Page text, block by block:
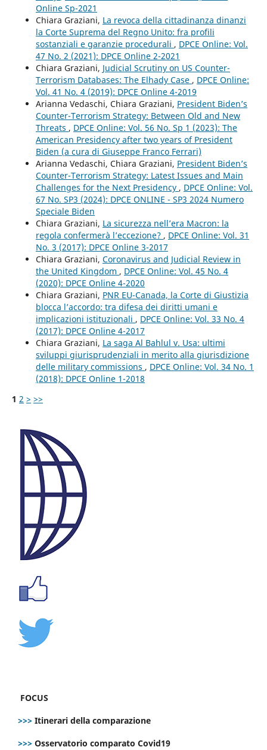
Online Sp-2021
Chiara Graziani, La revoca della cittadinanza dinanzi
la Corte Suprema del Regno Unito: fra profili
sostanziali e garanzie procedurali , DPCE Online: Vol.
47 No. 2 (2021): DPCE Online 2-2021
Chiara Graziani, Judicial Scrutiny on US Counter-
Terrorism Databases: The Elhady Case , DPCE Online:
Vol. 41 No. 4 (2019): DPCE Online 4-2019
Arianna Vedaschi, Chiara Graziani, President Biden’s
Counter-Terrorism Strategy: Between Old and New
Threats , DPCE Online: Vol. 56 No. Sp 1 (2023): The
American Presidency after two years of President
Biden (a cura di Giuseppe Franco Ferrari)
Arianna Vedaschi, Chiara Graziani, President Biden’s
Counter-Terrorism Strategy: Latest Issues and Main
Challenges for the Next Presidency , DPCE Online: Vol.
67 No. SP3 (2024): DPCE ONLINE - SP3 2024 Numero
Speciale Biden
Chiara Graziani, La sicurezza nell’era Macron: la
regola confermerà l’eccezione? , DPCE Online: Vol. 31
No. 3 (2017): DPCE Online 3-2017
Chiara Graziani, Coronavirus and Judicial Review in
the United Kingdom , DPCE Online: Vol. 45 No. 4
(2020): DPCE Online 4-2020
Chiara Graziani, PNR EU-Canada, la Corte di Giustizia
blocca l’accordo: tra difesa dei diritti umani e
implicazioni istituzionali , DPCE Online: Vol. 33 No. 4
(2017): DPCE Online 4-2017
Chiara Graziani, La saga Al Bahlul v. Usa: ultimi
sviluppi giurisprudenziali in merito alla giurisdizione
delle military commissions , DPCE Online: Vol. 34 No. 1
(2018): DPCE Online 1-2018
1 2 > >>
FOCUS
>>> Itinerari della comparazione
>>> Osservatorio comparato Covid19